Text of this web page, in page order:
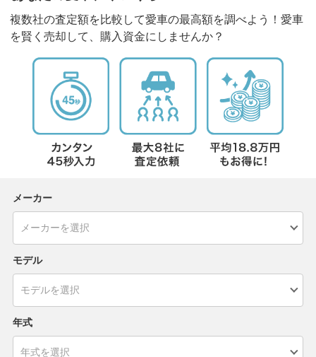
複数社の査定額を比較して愛車の最高額を調べよう！愛車
を賢く売却して、購入資金にしませんか？
メーカー
モデル
年式